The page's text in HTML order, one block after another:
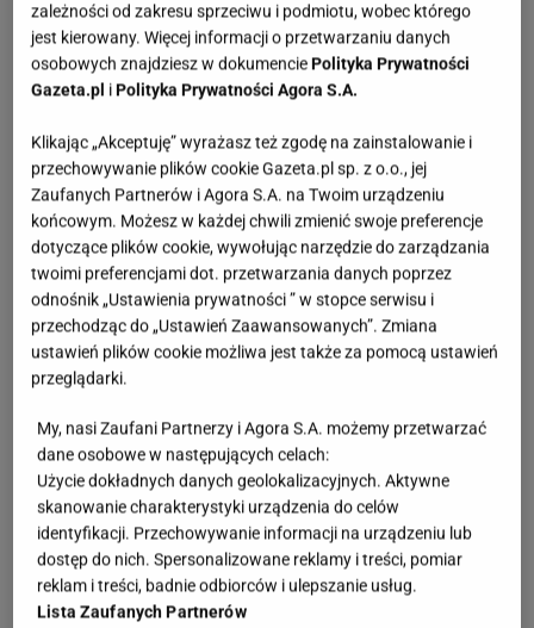
zależności od zakresu sprzeciwu i podmiotu, wobec którego
jest kierowany. Więcej informacji o przetwarzaniu danych
osobowych znajdziesz w dokumenciePolityka Prywatności
Gazeta.pl iPolityka Prywatności Agora S.A.
Klikając „Akceptuję” wyrażasz też zgodę na zainstalowanie i
przechowywanie plików cookie Gazeta.pl sp. z o.o., jej
Zaufanych Partnerów i Agora S.A. na Twoim urządzeniu
końcowym. Możesz w każdej chwili zmienić swoje preferencje
dotyczące plików cookie, wywołując narzędzie do zarządzania
twoimi preferencjami dot. przetwarzania danych poprzez
odnośnik „Ustawienia prywatności ” w stopce serwisu i
przechodząc do „Ustawień Zaawansowanych”. Zmiana
ustawień plików cookie możliwa jest także za pomocą ustawień
przeglądarki.
My, nasi Zaufani Partnerzy i Agora S.A. możemy przetwarzać
dane osobowe w następujących celach:
Użycie dokładnych danych geolokalizacyjnych. Aktywne
skanowanie charakterystyki urządzenia do celów
identyfikacji. Przechowywanie informacji na urządzeniu lub
dostęp do nich. Spersonalizowane reklamy i treści, pomiar
reklam i treści, badnie odbiorców i ulepszanie usług.
Lista Zaufanych Partnerów